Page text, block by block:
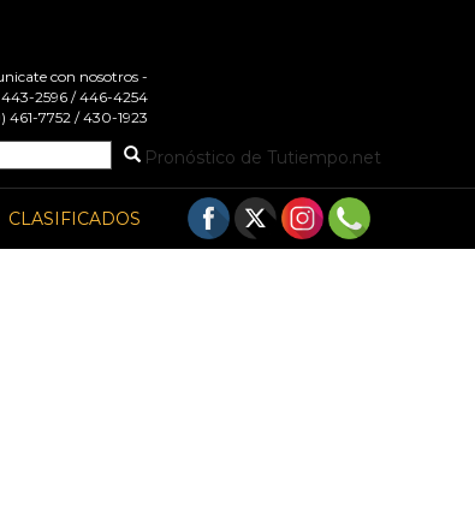
con nosotros -
443-2596 / 446-4254
7752 / 430-1923
Pronóstico de Tutiempo.net
CLASIFICADOS